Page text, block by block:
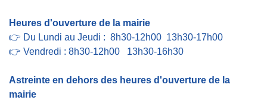
Heures d'ouverture de la mairie
👉 Du Lundi au Jeudi : 8h30-12h00 13h30-17h00
👉 Vendredi : 8h30-12h00 13h30-16h30
Astreinte en dehors des heures d'ouverture de la
mairie